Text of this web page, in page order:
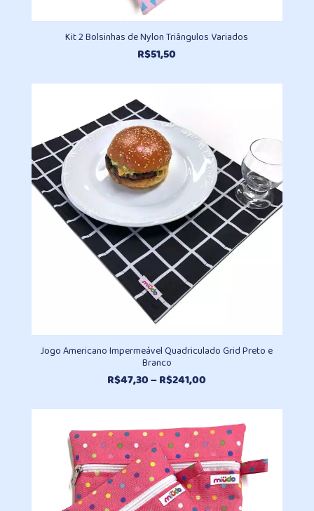
Kit 2 Bolsinhas de Nylon Triângulos Variados
R$51,50
Jogo Americano Impermeável Quadriculado Grid Preto e
Branco
R$47,30–R$241,00
preço:
R$47,30
através
R$241,00